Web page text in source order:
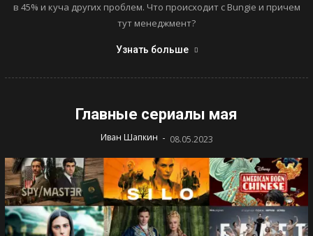
в 45% и куча других проблем. Что происходит с Bungie и причем
тут менеджмент?
Узнать больше
Главные сериалы мая
Иван Шапкин - 08.05.2023